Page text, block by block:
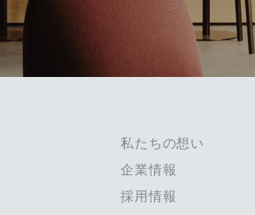
私たちの想い
企業情報
採用情報